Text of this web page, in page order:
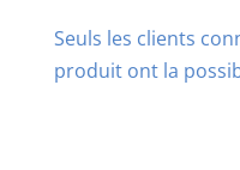
Seuls les clients
produit ont la